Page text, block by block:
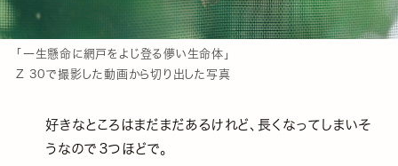
「一生懸命に網戸をよじ登る儚い生命体」
Z 30で撮影した動画から切り出した写真
好きなところはまだまだあるけれど、長くなってしまいそ
うなので３つほどで。